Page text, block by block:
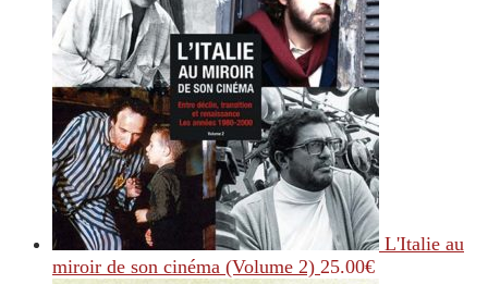
L'Italie au
miroir de son cinéma (Volume 2) 25.00€